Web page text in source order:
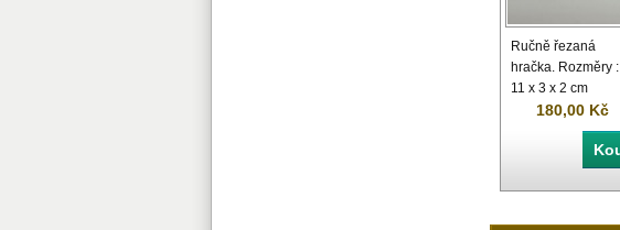
Ručně řezaná
hračka. Rozměry :
11 x 3 x 2 cm
180,00 Kč